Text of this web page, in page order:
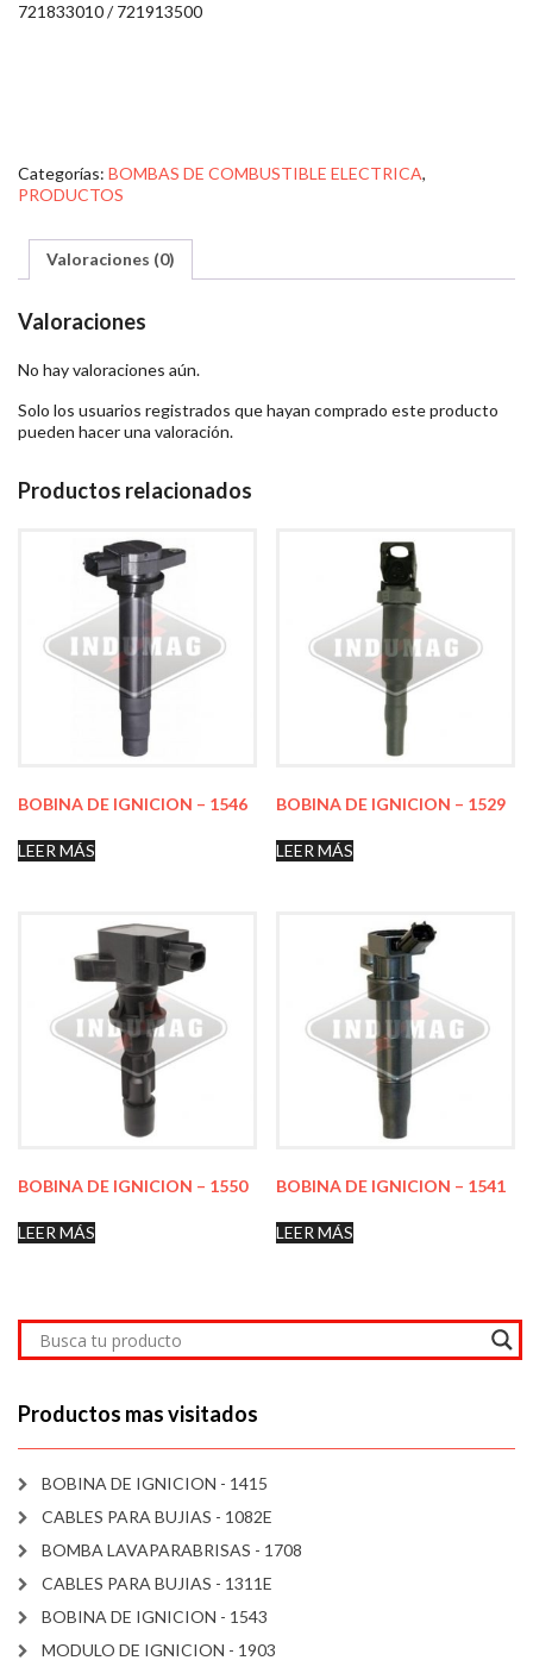
721833010 / 721913500
Categorías: BOMBAS DE COMBUSTIBLE ELECTRICA,
PRODUCTOS
Valoraciones (0)
Valoraciones
No hay valoraciones aún.
Solo los usuarios registrados que hayan comprado este producto
pueden hacer una valoración.
Productos relacionados
BOBINA DE IGNICION – 1546
LEER MÁS
BOBINA DE IGNICION – 1529
LEER MÁS
BOBINA DE IGNICION – 1550
LEER MÁS
BOBINA DE IGNICION – 1541
LEER MÁS
Productos mas visitados
BOBINA DE IGNICION - 1415
CABLES PARA BUJIAS - 1082E
BOMBA LAVAPARABRISAS - 1708
CABLES PARA BUJIAS - 1311E
BOBINA DE IGNICION - 1543
MODULO DE IGNICION - 1903